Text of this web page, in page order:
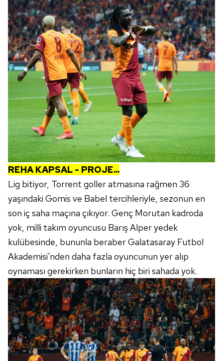
REHA KAPSAL - PROJE...
Lig bitiyor, Torrent goller atmasına rağmen 36
yaşındaki Gomis ve Babel tercihleriyle, sezonun en
son iç saha maçına çıkıyor. Genç Morutan kadroda
yok, milli takım oyuncusu Barış Alper yedek
kulübesinde, bununla beraber Galatasaray Futbol
Akademisi'nden daha fazla oyuncunun yer alıp
oynaması gerekirken bunların hiç biri sahada yok.